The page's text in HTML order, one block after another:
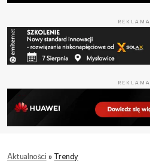
REKLAMA
REKLAMA
Aktualności » Trendy